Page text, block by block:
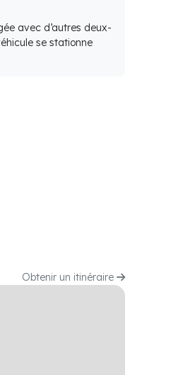
avec d’autres deux-
se stationne
Obtenir un itinéraire